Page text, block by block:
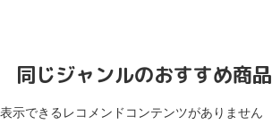
同じジャンルのおすすめ商品
表示できるレコメンドコンテンツがありません